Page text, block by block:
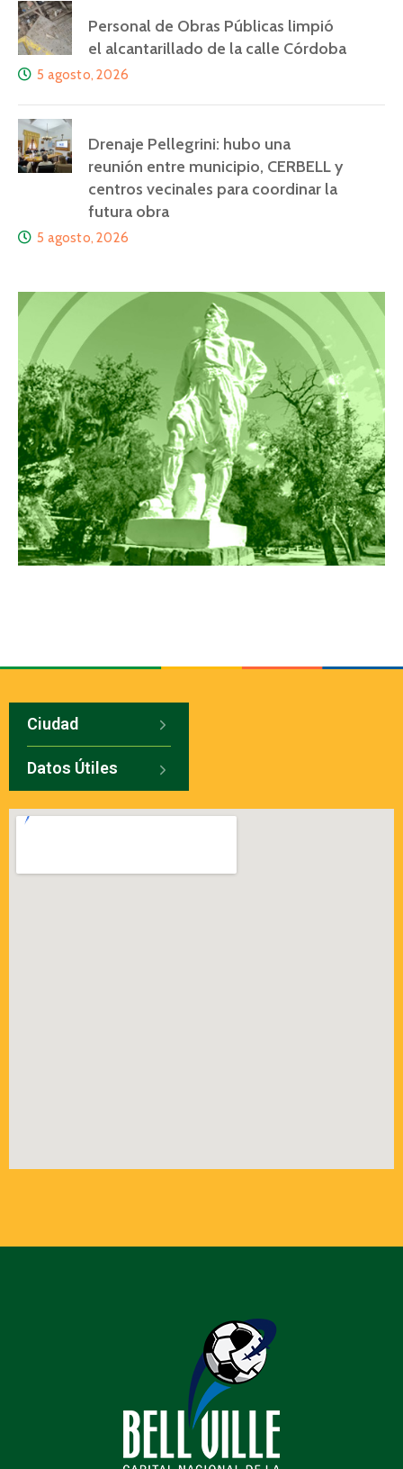
Personal de Obras Públicas limpió
el alcantarillado de la calle Córdoba
5 agosto, 2026
Drenaje Pellegrini: hubo una
reunión entre municipio, CERBELL y
centros vecinales para coordinar la
futura obra
5 agosto, 2026
Ciudad
Datos Útiles